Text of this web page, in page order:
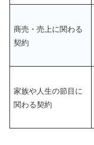
商売・売上に関わる
契約
家族や人生の節目に
関わる契約